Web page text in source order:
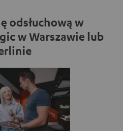
odsłuchową w
w Warszawie lub